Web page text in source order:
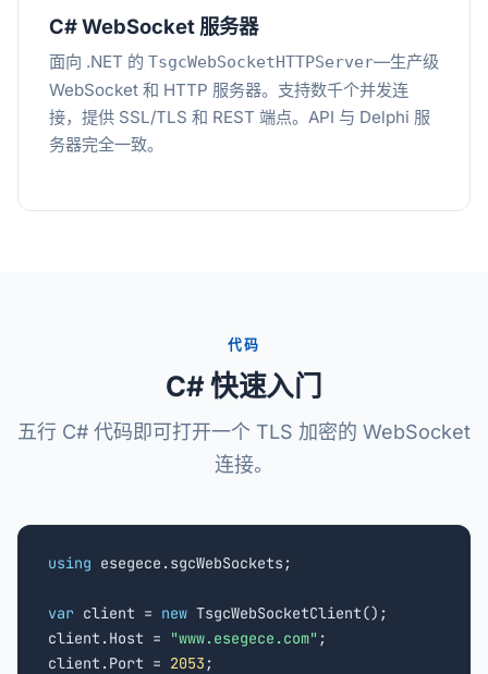
C# WebSocket 服务器
面向 .NET 的 TsgcWebSocketHTTPServer—生产级
WebSocket 和 HTTP 服务器。支持数千个并发连
接，提供 SSL/TLS 和 REST 端点。API 与 Delphi 服
务器完全一致。
代码
C# 快速入门
五行 C# 代码即可打开一个 TLS 加密的 WebSocket
连接。
using esegece.sgcWebSockets;
var client = new TsgcWebSocketClient();
client.Host =
"www.esegece.com" ;
client.Port = 2053 ;